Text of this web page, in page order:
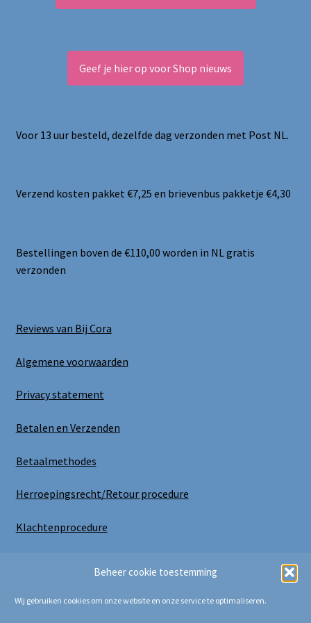
Beheer cookie toestemming
Wij gebruiken cookies om onze website en onze service te optimaliseren.
Geef je hier op voor Shop nieuws
Voor 13 uur besteld, dezelfde dag verzonden met Post NL.
Verzend kosten pakket €7,25 en brievenbus pakketje €4,30
Bestellingen boven de €110,00 worden in NL gratis
verzonden
Reviews van Bij Cora
Algemene voorwaarden
Privacy statement
Betalen en Verzenden
Betaalmethodes
Herroepingsrecht/Retour procedure
Klachtenprocedure